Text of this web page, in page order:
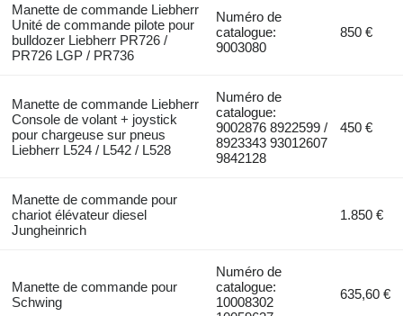
Manette de commande Liebherr
Unité de commande pilote pour
bulldozer Liebherr PR726 /
PR726 LGP / PR736
Numéro de
catalogue:
9003080
850 €
Manette de commande Liebherr
Console de volant + joystick
pour chargeuse sur pneus
Liebherr L524 / L542 / L528
Numéro de
catalogue:
9002876 8922599 /
8923343 93012607
9842128
450 €
Manette de commande pour
chariot élévateur diesel
Jungheinrich
1.850 €
Manette de commande pour
Schwing
Numéro de
catalogue:
10008302
635,60 €